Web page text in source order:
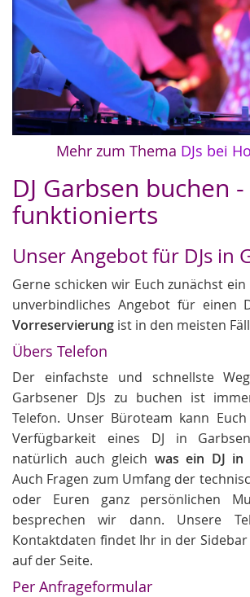
Mehr zum Thema DJs bei
DJ Garbsen buchen -
funktionierts
Unser Angebot für DJs in
Gerne schicken wir Euch zunächst ein
unverbindliches Angebot für einen
Vorreservierung ist in den meisten
Übers Telefon
Der einfachste und schnellste
Garbsener DJs zu buchen ist
Telefon. Unser Büroteam kann
Verfügbarkeit eines DJ in
natürlich auch gleich was ein DJ in
Auch Fragen zum Umfang der
oder Euren ganz persönlichen
besprechen wir dann. Unsere
Kontaktdaten findet Ihr in der
auf der Seite.
Per Anfrageformular